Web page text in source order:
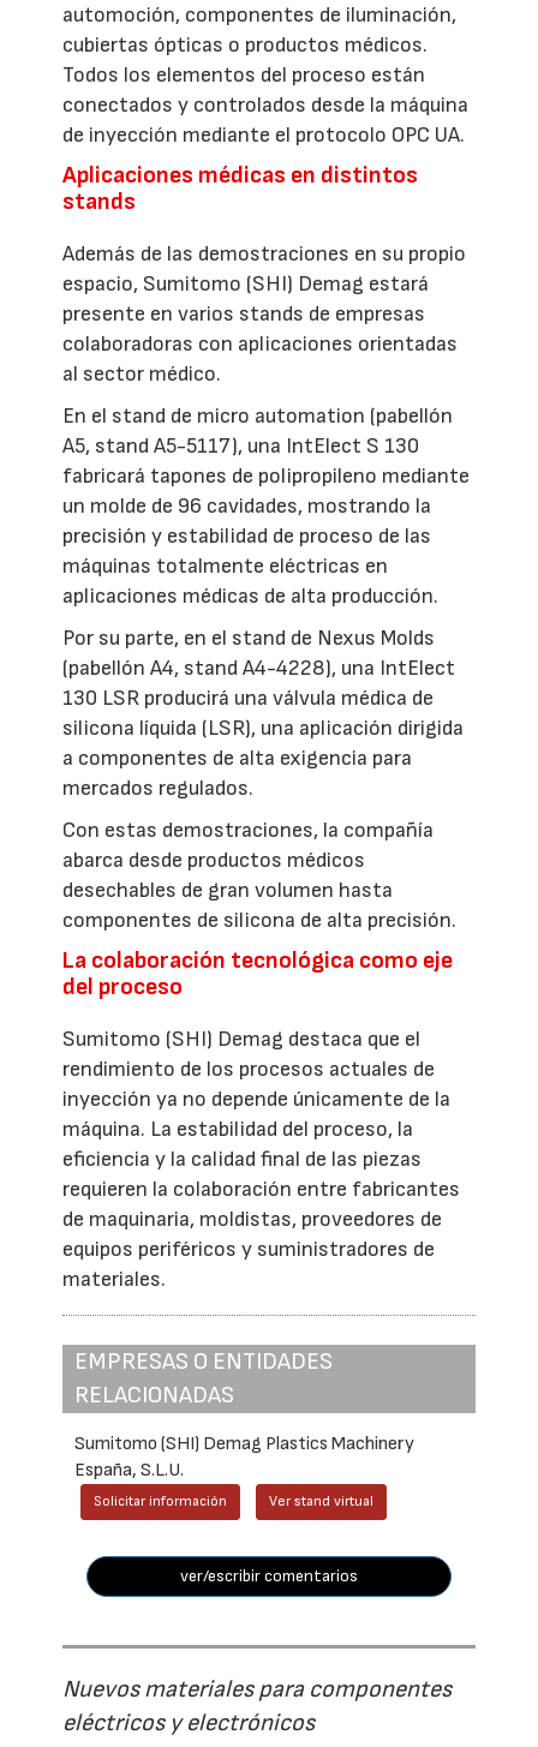
automoción, componentes de iluminación,
cubiertas ópticas o productos médicos.
Todos los elementos del proceso están
conectados y controlados desde la máquina
de inyección mediante el protocolo OPC UA.
Aplicaciones médicas en distintos
stands
Además de las demostraciones en su propio
espacio, Sumitomo (SHI) Demag estará
presente en varios stands de empresas
colaboradoras con aplicaciones orientadas
al sector médico.
En el stand de micro automation (pabellón
A5, stand A5-5117), una IntElect S 130
fabricará tapones de polipropileno mediante
un molde de 96 cavidades, mostrando la
precisión y estabilidad de proceso de las
máquinas totalmente eléctricas en
aplicaciones médicas de alta producción.
Por su parte, en el stand de Nexus Molds
(pabellón A4, stand A4-4228), una IntElect
130 LSR producirá una válvula médica de
silicona líquida (LSR), una aplicación dirigida
a componentes de alta exigencia para
mercados regulados.
Con estas demostraciones, la compañía
abarca desde productos médicos
desechables de gran volumen hasta
componentes de silicona de alta precisión.
La colaboración tecnológica como eje
del proceso
Sumitomo (SHI) Demag destaca que el
rendimiento de los procesos actuales de
inyección ya no depende únicamente de la
máquina. La estabilidad del proceso, la
eficiencia y la calidad final de las piezas
requieren la colaboración entre fabricantes
de maquinaria, moldistas, proveedores de
equipos periféricos y suministradores de
materiales.
EMPRESAS O ENTIDADES
RELACIONADAS
Sumitomo (SHI) Demag Plastics Machinery
España, S.L.U.
Solicitar información Ver stand virtual
ver/escribir comentarios
Nuevos materiales para componentes
eléctricos y electrónicos